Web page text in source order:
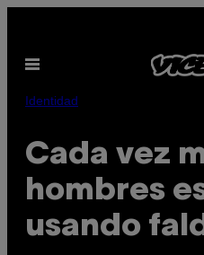
contenido
Abrir
Identidad
Cada vez
hombres
usando